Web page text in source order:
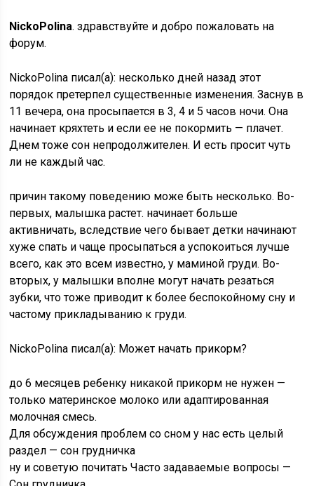
NickoPolina. здравствуйте и добро пожаловать на
форум.
NickoPolina писал(а): несколько дней назад этот
порядок претерпел существенные изменения. Заснув в
11 вечера, она просыпается в 3, 4 и 5 часов ночи. Она
начинает кряхтеть и если ее не покормить — плачет.
Днем тоже сон непродолжителен. И есть просит чуть
ли не каждый час.
причин такому поведению може быть несколько. Во-
первых, малышка растет. начинает больше
активничать, вследствие чего бывает детки начинают
хуже спать и чаще просыпаться а успокоиться лучше
всего, как это всем известно, у маминой груди. Во-
вторых, у малышки вполне могут начать резаться
зубки, что тоже приводит к более беспокойному сну и
частому прикладыванию к груди.
NickoPolina писал(а): Может начать прикорм?
до 6 месяцев ребенку никакой прикорм не нужен —
только материнское молоко или адаптированная
молочная смесь.
Для обсуждения проблем со сном у нас есть целый
раздел — сон грудничка
ну и советую почитать Часто задаваемые вопросы —